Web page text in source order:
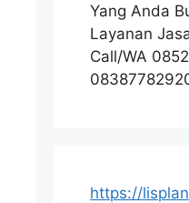
Yang Anda
Layanan
Call/WA
https://